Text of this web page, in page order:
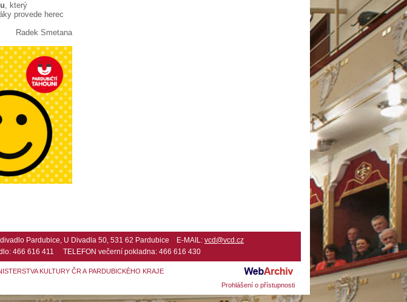
, který
provede herec
Radek Smetana
Pardubice, U Divadla 50, 531 62 Pardubice E-MAIL: vcd@vcd.cz
466 616 411 TELEFON večerní pokladna: 466 616 430
KULTURY ČR A PARDUBICKÉHO KRAJE
Prohlášení o přístupnosti